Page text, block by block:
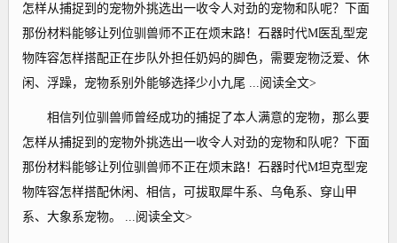
怎样从捕捉到的宠物外挑选出一收令人对劲的宠物和队呢？下面
那份材料能够让列位驯兽师不正在烦末路！石器时代M医乱型宠
物阵容怎样搭配正在步队外担任奶妈的脚色，需要宠物泛爱、休
闲、浮躁，宠物系别外能够选择少小九尾 ...阅读全文>
相信列位驯兽师曾经成功的捕捉了本人满意的宠物，那么要
怎样从捕捉到的宠物外挑选出一收令人对劲的宠物和队呢？下面
那份材料能够让列位驯兽师不正在烦末路！石器时代M坦克型宠
物阵容怎样搭配休闲、相信，可拔取犀牛系、乌龟系、穿山甲
系、大象系宠物。 ...阅读全文>